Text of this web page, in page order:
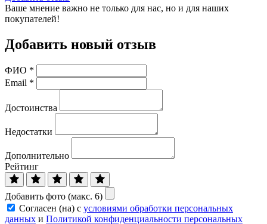
Ваше мнение важно не только для нас, но и для наших
покупателей!
Добавить новый отзыв
ФИО *
Email *
Достоинства
Недостатки
Дополнительно
Рейтинг
Добавить фото (макс. 6)
Согласен (на) с условиями обработки персональных
данных и Политикой конфиденциальности персональных